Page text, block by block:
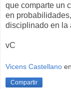
que comparte un
en
disciplinado en la
vC
Vicens Castellano en
Compartir